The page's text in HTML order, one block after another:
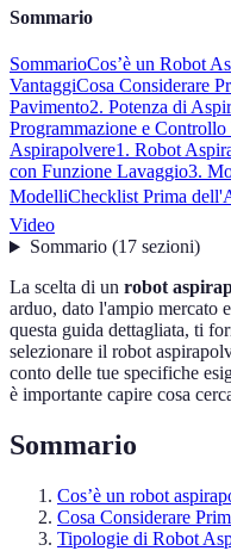
Sommario
SommarioCos’è un Robot
VantaggiCosa Considerare
Pavimento2. Potenza di
Programmazione e Controllo
Aspirapolvere1. Robot
con Funzione Lavaggio3.
ModelliChecklist Prima
Video
Sommario(17 sezioni)
La scelta di un robot
arduo, dato l'ampio mercato
questa guida dettagliata, ti
selezionare il robot
conto delle tue specifiche
è importante capire cosa
Sommario
Cos’è un robot
Cosa Considerare
Tipologie di Robot